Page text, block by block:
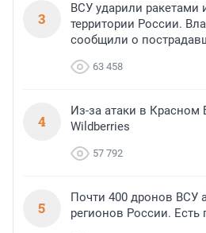
3
ВСУ ударили ракетами
территории России.
сообщили о
63 458
4
Из-за атаки в Красном
Wildberries
57 792
5
Почти 400 дронов ВСУ
регионов России. Есть